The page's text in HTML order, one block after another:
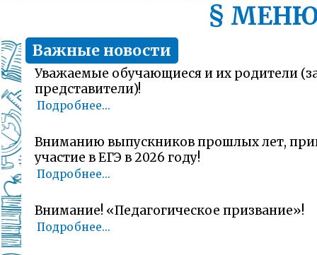
§
Важные новости
Уважаемые обучающиеся и их родители
представители)!
Подробнее...
Вниманию выпускников прошлых лет,
участие в ЕГЭ в 2026 году!
Подробнее...
Внимание! «Педагогическое призвание»!
Подробнее...